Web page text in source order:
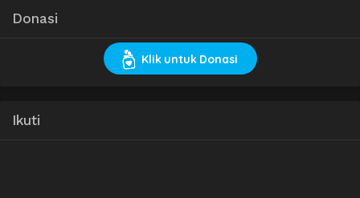
Donasi
Klik untuk Donasi
Ikuti